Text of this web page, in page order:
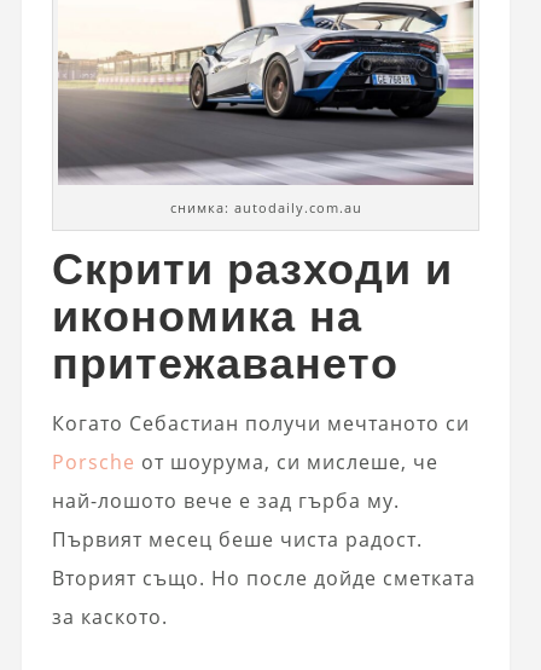
снимка: autodaily.com.au
Скрити разходи и
икономика на
притежаването
Когато Себастиан получи мечтаното си
Porsche от шоурума, си мислеше, че
най-лошото вече е зад гърба му.
Първият месец беше чиста радост.
Вторият също. Но после дойде сметката
за каското.